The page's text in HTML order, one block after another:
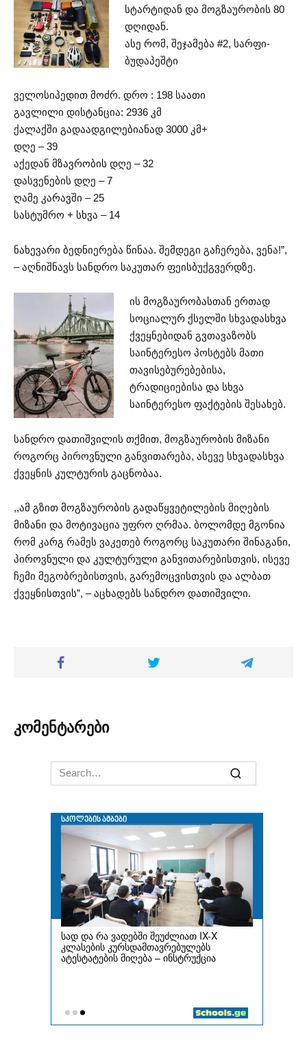
სტარტიდან და მოგზაურობის 80
დღიდან.
ასე რომ, შეჯამება #2, სარფი-
ბუდაპეშტი
ველოსიპედით მოძრ. დრო : 198 საათი
გავლილი დისტანცია: 2936 კმ
ქალაქში გადაადგილებიანად 3000 კმ+
დღე – 39
აქედან მზავრობის დღე – 32
დასვენების დღე – 7
ღამე კარავში – 25
სასტუმრო + სხვა – 14
ნახევარი ბედნიერება წინაა. შემდეგი გაჩერება, ვენა!”,
– აღნიშნავს სანდრო საკუთარ ფეისბუქგვერდზე.
ის მოგზაურობასთან ერთად
სოციალურ ქსელში სხვადასხვა
ქვეყნებიდან გვთავაზობს
საინტერესო პოსტებს მათი
თავისებურებებისა,
ტრადიციებისა და სხვა
საინტერესო ფაქტების შესახებ.
სანდრო დათიშვილის თქმით, მოგზაურობის მიზანი
როგორც პიროვნული განვითარება, ასევე სხვადასხვა
ქვეყნის კულტურის გაცნობაა.
,,ამ გზით მოგზაურობის გადაწყვეტილების მიღების
მიზანი და მოტივაცია უფრო ღრმაა. ბოლომდე მგონია
რომ კარგ რამეს ვაკეთებ როგორც საკუთარი შინაგანი,
პიროვნული და კულტურული განვითარებისთვის, ისევე
ჩემი მეგობრებისთვის, გარემოცვისთვის და ალბათ
ქვეყნისთვის”, – აცხადებს სანდრო დათიშვილი.
კომენტარები
Search
for: